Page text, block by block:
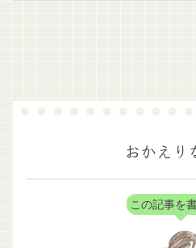
おかえり
この記事を